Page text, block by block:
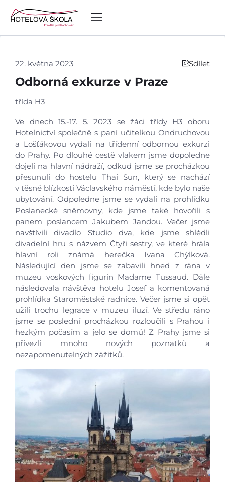
22. května 2023 Sdílet
Odborná exkurze v Praze
třída H3
Ve dnech 15.-17. 5. 2023 se žáci třídy H3 oboru
Hotelnictví společně s paní učitelkou Ondruchovou
a Lošťákovou vydali na třídenní odbornou exkurzi
do Prahy. Po dlouhé cestě vlakem jsme dopoledne
dojeli na hlavní nádraží, odkud jsme se procházkou
přesunuli do hostelu Thai Sun, který se nachází
v těsné blízkosti Václavského náměstí, kde bylo naše
ubytování. Odpoledne jsme se vydali na prohlídku
Poslanecké sněmovny, kde jsme také hovořili s
panem poslancem Jakubem Jandou. Večer jsme
navštívili divadlo Studio dva, kde jsme shlédli
divadelní hru s názvem Čtyři sestry, ve které hrála
hlavní roli známá herečka Ivana Chýlková.
Následující den jsme se zabavili hned z rána v
muzeu voskových figurín Madame Tussaud. Dále
následovala návštěva hotelu Josef a komentovaná
prohlídka Staroměstské radnice. Večer jsme si opět
užili trochu legrace v muzeu iluzí. Ve středu ráno
jsme se poslední procházkou rozloučili s Prahou i
hezkým počasím a jelo se domů! Z Prahy jsme si
přivezli mnoho nových poznatků a
nezapomenutelných zážitků.